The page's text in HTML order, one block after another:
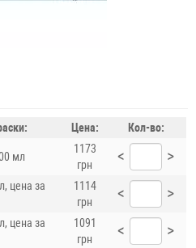
Цена: Кол-во:
мл
1173
грн
< >
цена за
1114
грн
< >
цена за
1091
грн
< >